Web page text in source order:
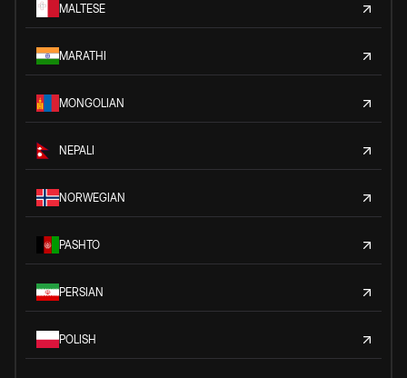
MALTESE
MARATHI
MONGOLIAN
NEPALI
NORWEGIAN
PASHTO
PERSIAN
POLISH